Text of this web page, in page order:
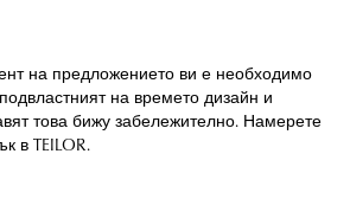
на предложението ви е необходимо
на времето дизайн и
това бижу забележително. Намерете
в TEILOR.